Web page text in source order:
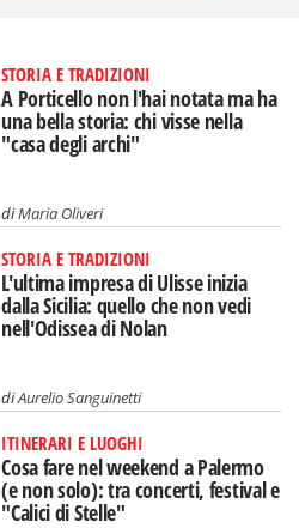
STORIA E TRADIZIONI
A Porticello non l'hai notata ma ha
una bella storia: chi visse nella
"casa degli archi"
diMaria Oliveri
STORIA E TRADIZIONI
L'ultima impresa di Ulisse inizia
dalla Sicilia: quello che non vedi
nell'Odissea di Nolan
diAurelio Sanguinetti
ITINERARI E LUOGHI
Cosa fare nel weekend a Palermo
(e non solo): tra concerti, festival e
"Calici di Stelle"